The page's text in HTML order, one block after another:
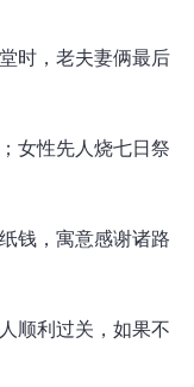
时，老夫妻俩最后
女性先人烧七日祭
钱，寓意感谢诸路
顺利过关，如果不